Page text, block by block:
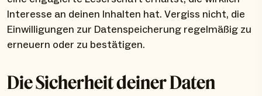
Interesse an deinen Inhalten hat. Vergiss nicht, die
Einwilligungen zur Datenspeicherung regelmäßig zu
erneuern oder zu bestätigen.
Die Sicherheit deiner Daten